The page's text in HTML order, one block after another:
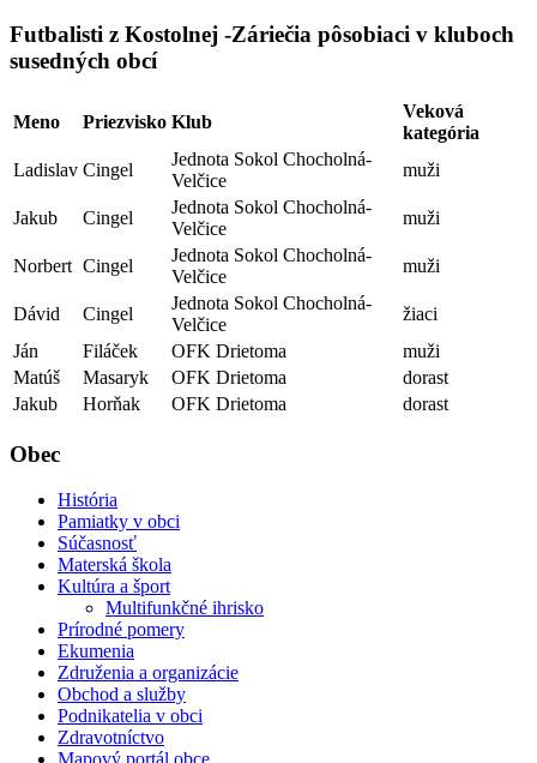
Futbalisti z Kostolnej -Záriečia pôsobiaci v kluboch
susedných obcí
Meno Priezvisko Klub
Veková
kategória
Ladislav Cingel
Jednota Sokol Chocholná-
Velčice
muži
Jakub Cingel
Jednota Sokol Chocholná-
Velčice
muži
Norbert Cingel
Jednota Sokol Chocholná-
Velčice
muži
Dávid Cingel
Jednota Sokol Chocholná-
Velčice
žiaci
Ján
Filáček OFK Drietoma
muži
Matúš
Masaryk OFK Drietoma
dorast
Jakub
Horňak OFK Drietoma dorast
Obec
História
Pamiatky v obci
Súčasnosť
Materská škola
Kultúra a šport
Multifunkčné ihrisko
Prírodné pomery
Ekumenia
Združenia a organizácie
Obchod a služby
Podnikatelia v obci
Zdravotníctvo